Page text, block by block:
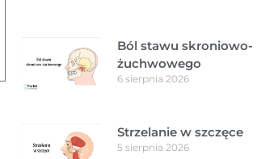
Ból stawu skroniowo-
żuchwowego
6 sierpnia 2026
Strzelanie w szczęce
5 sierpnia 2026